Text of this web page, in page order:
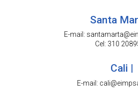
Santa
E-mail:
Cel: 310
Cali |
E-mail: